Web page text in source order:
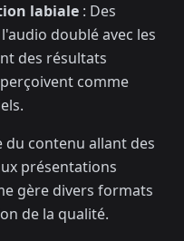
labiale : Des
doublé avec les
des résultats
comme
du contenu allant des
présentations
gère divers formats
de la qualité.